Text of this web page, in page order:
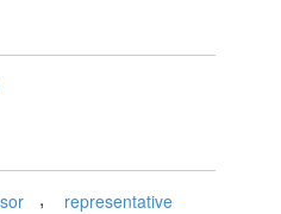
, representative